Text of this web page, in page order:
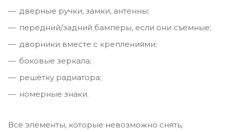
дверные ручки, замки, антенны;
передний/задний бамперы, если они съемные;
дворники вместе с креплениями;
боковые зеркала;
решётку радиатора;
номерные знаки.
Все элементы, которые невозможно снять,